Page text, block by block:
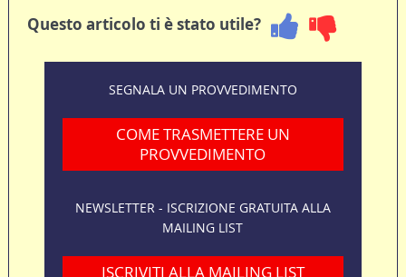
Questo articolo ti è stato utile?
SEGNALA UN PROVVEDIMENTO
COME TRASMETTERE UN
PROVVEDIMENTO
NEWSLETTER - ISCRIZIONE GRATUITA ALLA
MAILING LIST
ISCRIVITI ALLA MAILING LIST